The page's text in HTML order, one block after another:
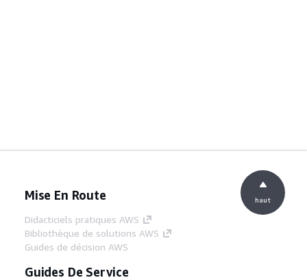
Mise En Route
Didacticiels pratiques AWS
Bibliothèque de solutions AWS
Guides de décision AWS
Guides De Service
haut